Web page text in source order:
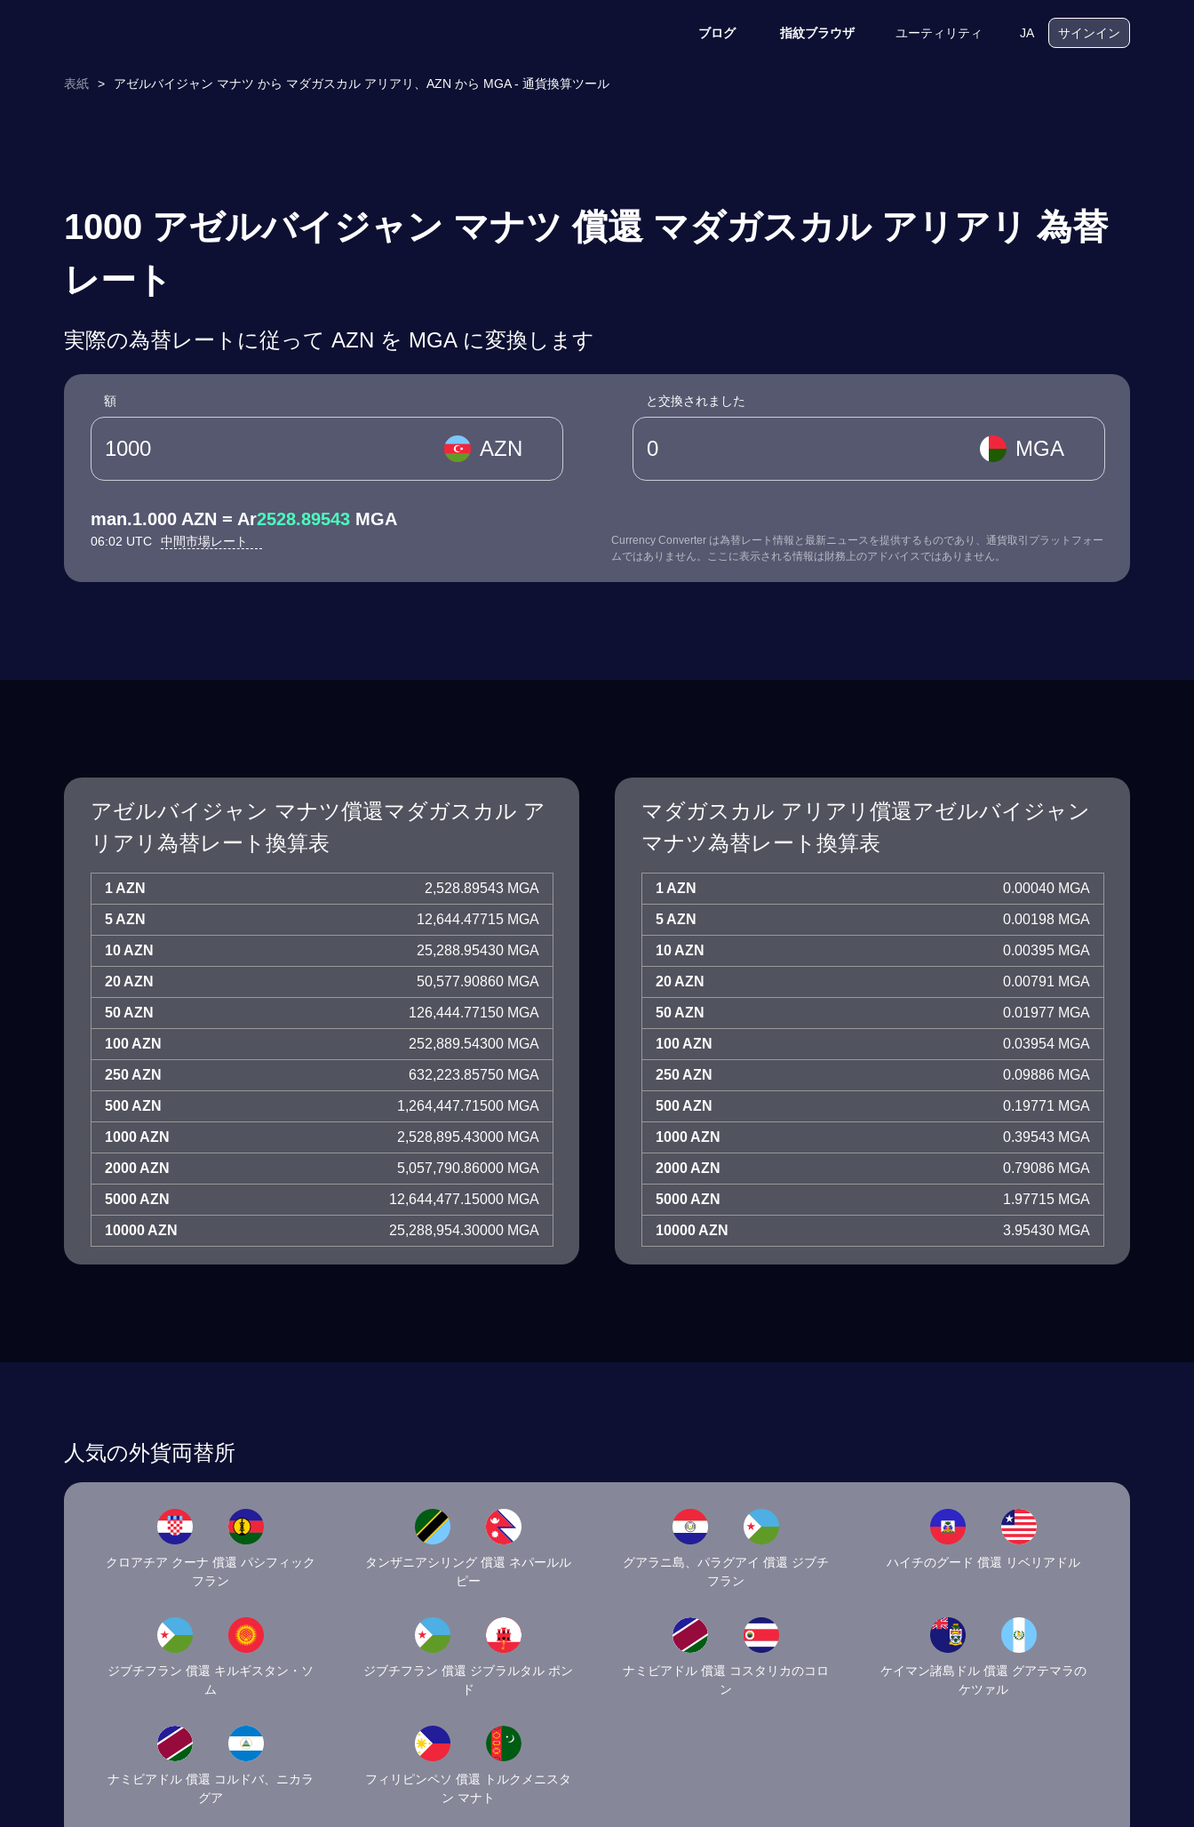
ブログ 指紋ブラウザ ユーティリティ JA サインイン
表紙 > アゼルバイジャン マナツ から マダガスカル アリアリ、AZN から MGA - 通貨換算ツール
1000 アゼルバイジャン マナツ 償還 マダガスカル アリアリ 為替
レート
実際の為替レートに従って AZN を MGA に変換します
額
AZN
と交換されました
MGA
man.1.000 AZN = Ar2528.89543 MGA
06:02 UTC 中間市場レート
Currency Converter は為替レート情報と最新ニュースを提供するものであり、通貨取引プラットフォー
ムではありません。ここに表示される情報は財務上のアドバイスではありません。
アゼルバイジャン マナツ償還マダガスカル ア
リアリ為替レート換算表
1 AZN 2,528.89543 MGA
5 AZN 12,644.47715 MGA
10 AZN 25,288.95430 MGA
20 AZN 50,577.90860 MGA
50 AZN 126,444.77150 MGA
100 AZN 252,889.54300 MGA
250 AZN 632,223.85750 MGA
500 AZN 1,264,447.71500 MGA
1000 AZN 2,528,895.43000 MGA
2000 AZN 5,057,790.86000 MGA
5000 AZN 12,644,477.15000 MGA
10000 AZN 25,288,954.30000 MGA
マダガスカル アリアリ償還アゼルバイジャン
マナツ為替レート換算表
1 AZN 0.00040 MGA
5 AZN 0.00198 MGA
10 AZN 0.00395 MGA
20 AZN 0.00791 MGA
50 AZN 0.01977 MGA
100 AZN 0.03954 MGA
250 AZN 0.09886 MGA
500 AZN 0.19771 MGA
1000 AZN 0.39543 MGA
2000 AZN 0.79086 MGA
5000 AZN 1.97715 MGA
10000 AZN 3.95430 MGA
人気の外貨両替所
クロアチア クーナ 償還 パシフィック
フラン
タンザニアシリング 償還 ネパールル
ピー
グアラニ島、パラグアイ 償還 ジブチ
フラン
ハイチのグード 償還 リベリアドル
ジブチフラン 償還 キルギスタン・ソ
ム
ジブチフラン 償還 ジブラルタル ポン
ド
ナミビアドル 償還 コスタリカのコロ
ン
ケイマン諸島ドル 償還 グアテマラの
ケツァル
ナミビアドル 償還 コルドバ、ニカラ
グア
フィリピンペソ 償還 トルクメニスタ
ン マナト